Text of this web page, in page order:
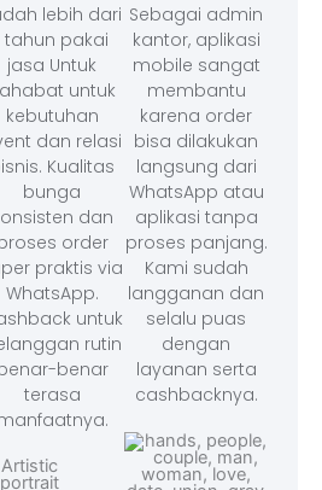
lebih dari
tahun pakai
jasa Untuk
untuk
kebutuhan
dan relasi
Kualitas
bunga
dan
order
praktis via
WhatsApp.
untuk
rutin
benar
terasa
Sebagai admin
kantor, aplikasi
mobile sangat
membantu
karena order
bisa dilakukan
langsung dari
WhatsApp atau
aplikasi tanpa
proses panjang.
Kami sudah
langganan dan
selalu puas
dengan
layanan serta
cashbacknya.